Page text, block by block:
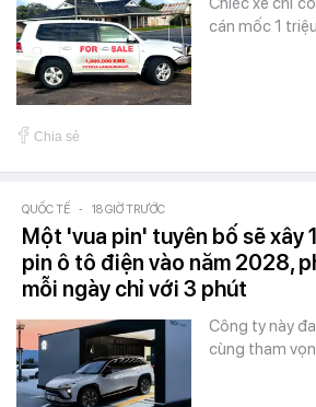
cán mốc 1
Chia sẻ
QUỐC TẾ - 18 GIỜ TRƯỚC
Một 'vua pin' tuyên bố sẽ xây
pin ô tô điện vào năm 2028,
mỗi ngày chỉ với 3 phút
Công ty này
cùng tham